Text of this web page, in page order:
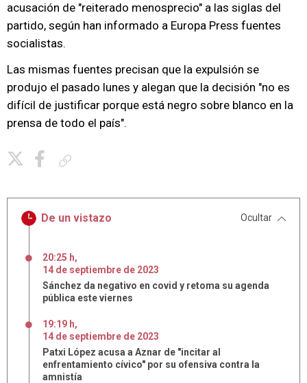
acusación de "reiterado menosprecio" a las siglas del
partido, según han informado a Europa Press fuentes
socialistas.
Las mismas fuentes precisan que la expulsión se
produjo el pasado lunes y alegan que la decisión "no es
difícil de justificar porque está negro sobre blanco en la
prensa de todo el país".
De un vistazo Ocultar
20:25 h,
14 de septiembre de 2023
Sánchez da negativo en covid y retoma su agenda
pública este viernes
19:19 h,
14 de septiembre de 2023
Patxi López acusa a Aznar de "incitar al
enfrentamiento cívico" por su ofensiva contra la
amnistía